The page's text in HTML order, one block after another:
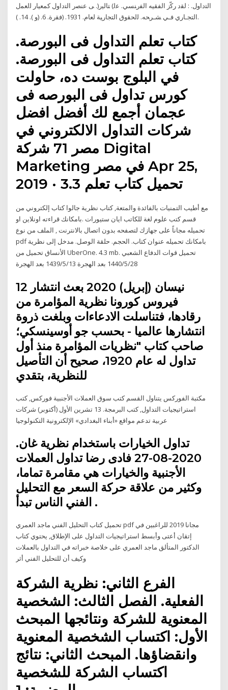
اﻟﺘداول. : ﻟﻘد رﮐّز اﻟﻔﻘﻴﻪ اﻟﻔرﻨﺴﻲ. ﻋﻟ) ﺘﺎﻟﻴر(. ﯽ ﻋﻨﺼر اﻟﺘداول ﮐﻤﻌﻴﺎر ﻟﻟﻌﻤل
اﻟﺘﺠـﺎري ﻓـﻲ ﺸـرﺤﻪ. ﻟﻟﺤﻘوق اﻟﺘﺠﺎرﻴﺔ ﻟﻌﺎم. 1931. (ﻓﻘرة. 6. (و ). 14. ).
كتاب تعلم التداول فى البورصة.
كتاب تعلم التداول فى البورصة.
في البلوج بوست ده، حاولت
كورس تداول فى البورصه فى
عجمان أجمع لك أفضل افضل
شركات التداول الالكتروني في
مصر 71 شركة Digital
Marketing في مصر Apr 25,
2019 · 3.3 تحميل كتاب تعلم
مع أطيب التمنيات بالفائدة والمتعة, كتاب نظرية جالوا كتاب إلكتروني من
قسم كتب علوم لغة للكاتب ايان ستيورات .بامكانك قراءته اونلاين او
تحميله مجاناً على جهازك لتصفحه بدون اتصال بالانترنت , الملف من نوع
pdf بامكانك تحميله عنوان كتاب. الحجم. حلقة الوصل. مدخل إلى نظرية
الأنساق تحميل من UberOne. 4.3 mb. تحميل قوات الدفاع الشعبي
28‏‏/5‏‏/1440 بعد الهجرة 13‏‏/5‏‏/1439 بعد الهجرة
12 نيسان (إبريل) 2020 بعث انتشار
فيروس كورونا نظرية المؤامرة من
رقادها، فتناسلت الادعاءات وبلغت ذروة
انتشارها عالميا - بحسب جو أوسينسكي؛
صاحب كتاب "نظريات المؤامرة منذ أول
تداول له عام 1920، صحيح أن التأصيل
للنظرية، بتقدي
مكتبة الفوركس يتناول القسم كتب سوق العملات الأجنبية فوركس, كتب
استراتيجيات التداول, كتب البرمجة. 13 تشرين الأول (أكتوبر) شركات
عربية تدعم مواقع «أبناء البغدادي» الإلكترونية التكنولوجيا
تداول الخيارات باستخدام نظرية غان.
2020-08-27 فادى رضا تداول العملات
الأجنبية والخيارات هي مقامرة تماما،
وكثير من علاقة حركة السعر مع التحليل
الفني الناس تبدأ .
تحميل كتاب التحليل الفني ماجد العمري pdf مجانا 2019 للراغبين في
إتقان أعتى وأبسط استراتيجيات التداول على الإطلاق, يحتوي كتاب
الدكتور المتألق ماجد العمري على خلاصة خبراته في التداول بالعملات
وكيف أن للتحليل الفني أثر
الفرع الثاني: نظرية الشركة
الفعلية. الفصل الثالث: الشخصية
المعنوية للشركة ونتائجها المبحث
الأول: اكتساب الشخصية المعنوية
وانقضاؤها. المبحث الثاني: نتائج
اكتساب الشركة للشخصية